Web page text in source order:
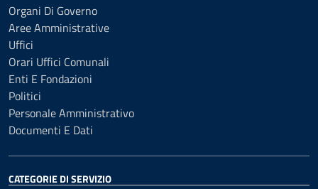
Organi Di Governo
Aree Amministrative
Uffici
Orari Uffici Comunali
Enti E Fondazioni
Politici
Personale Amministrativo
Documenti E Dati
CATEGORIE DI SERVIZIO